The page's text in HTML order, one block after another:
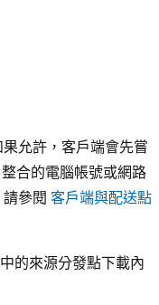
允許，客戶端會先嘗
合的電腦帳號或網路
參閱 客戶端與配送點
的來源分發點下載內